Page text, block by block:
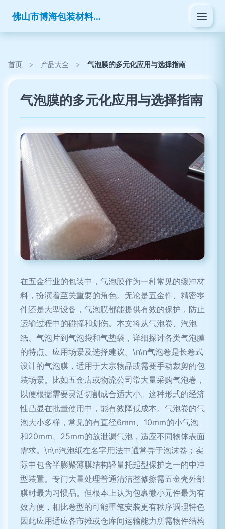
佛山市博海包装材料有限公司
首页 > 产品大全 > 气泡膜的多元化应用与选择指南
气泡膜的多元化应用与选择指南
在五金行业的包装中，气泡膜作为一种常见的缓冲材
料，扮演着至关重要的角色。无论是五金件、精密零
件还是大型设备，气泡膜都能提供有效的保护，防止
运输过程中的碰撞和划伤。本文将从气泡卷、汽泡
纸、气泡片到气泡袋和气垫袋，详细探讨各类气泡膜
的特点、应用场景及选择建议。\n\n气泡卷是长卷式
设计的气泡膜，适用于大宗物品或需要手动裁剪的包
装场景。比如五金店或物流公司常大量采购气泡卷，
以便根据需要灵活切割成合适大小。这种形式的经济
性凸显在批量使用中，能有效降低成本。气泡卷的气
泡大小多样，常见的有直径6mm、10mm的小气泡
和20mm、25mm的放泄漏气泡，适应不同物体表面
需求。\n\n汽泡纸在名字用法中通常异于泡沫卷；实
际中包含半膨聚薄膜结构轻量托起型保护之一的中冲
型装置。专门大量处理普通清洁整修擦需五金壳外部
膜时最为习惯品。但根本上认为包裹微小元件最为有
效方便，相比卷型的可能重笔安装更有秩序调理特色
因此应用适应各市摊或仓库间运输能力所需物件结构